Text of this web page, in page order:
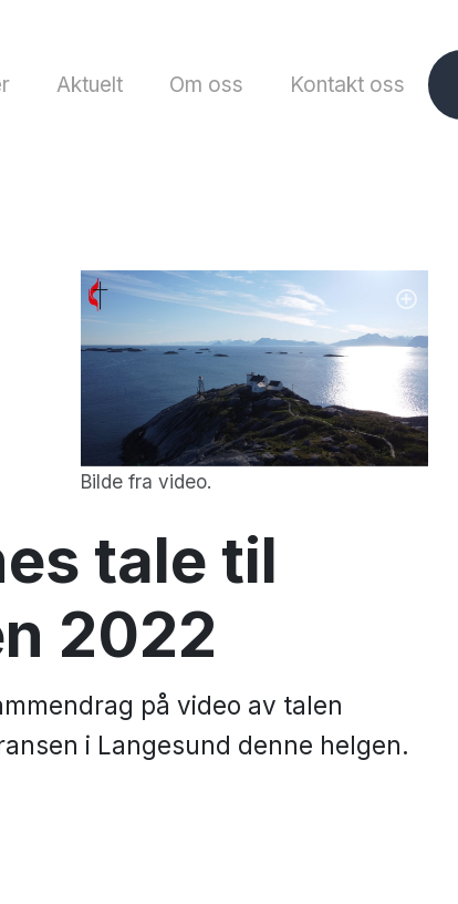
Aktuelt Om oss Kontakt oss
Bilde fra video.
tale til
2022
på video av talen
i Langesund denne helgen.